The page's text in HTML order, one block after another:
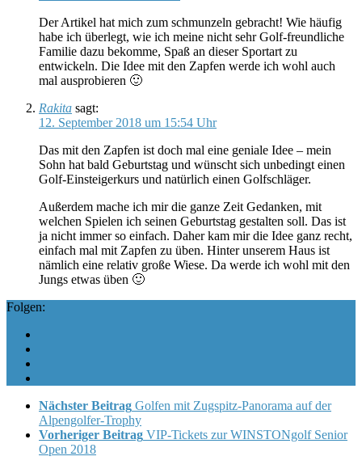
Der Artikel hat mich zum schmunzeln gebracht! Wie häufig
habe ich überlegt, wie ich meine nicht sehr Golf-freundliche
Familie dazu bekomme, Spaß an dieser Sportart zu
entwickeln. Die Idee mit den Zapfen werde ich wohl auch
mal ausprobieren 🙂
Rakita sagt:
12. September 2018 um 15:54 Uhr
Das mit den Zapfen ist doch mal eine geniale Idee – mein
Sohn hat bald Geburtstag und wünscht sich unbedingt einen
Golf-Einsteigerkurs und natürlich einen Golfschläger.
Außerdem mache ich mir die ganze Zeit Gedanken, mit
welchen Spielen ich seinen Geburtstag gestalten soll. Das ist
ja nicht immer so einfach. Daher kam mir die Idee ganz recht,
einfach mal mit Zapfen zu üben. Hinter unserem Haus ist
nämlich eine relativ große Wiese. Da werde ich wohl mit den
Jungs etwas üben 🙂
Folgen:
Nächster Beitrag Golfen mit Zugspitz-Panorama auf der
Alpengolfer-Trophy
Vorheriger Beitrag VIP-Tickets zur WINSTONgolf Senior
Open 2018